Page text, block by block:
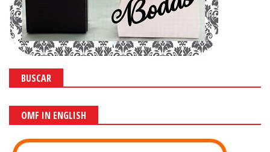
BUSCAR
OMF IN ENGLISH